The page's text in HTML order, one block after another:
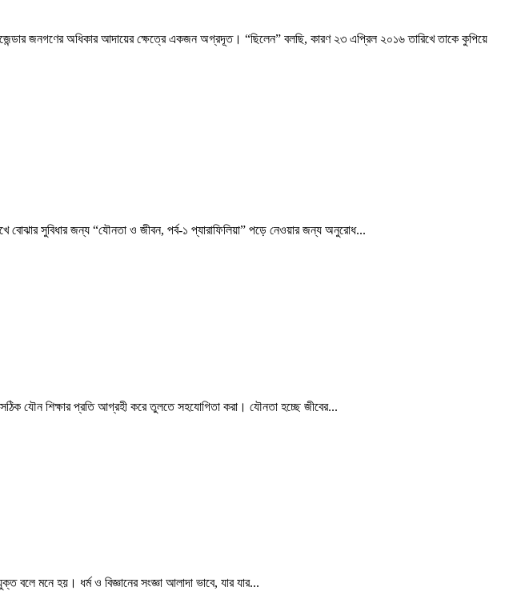
জনগণের অধিকার আদায়ের ক্ষেত্রে একজন অগ্রদূত। “ছিলেন” বলছি, কারণ ২৩ এপ্রিল ২০১৬ তারিখে তাকে কুপিয়ে
বোঝার সুবিধার জন্য “যৌনতা ও জীবন, পর্ব-১ প্যারাফিলিয়া” পড়ে নেওয়ার জন্য অনুরোধ...
যৌন শিক্ষার প্রতি আগ্রহী করে তুলতে সহযোগিতা করা। যৌনতা হচ্ছে জীবের...
বলে মনে হয়। ধর্ম ও বিজ্ঞানের সংজ্ঞা আলাদা ভাবে, যার যার...